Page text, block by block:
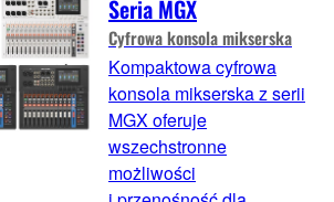
Seria MGX
Cyfrowa konsola mikserska
Kompaktowa cyfrowa
konsola mikserska z serii
MGX oferuje
wszechstronne
możliwości